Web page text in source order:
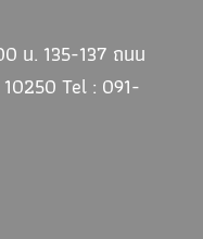
น. 135-137 ถนน
Tel : 091-